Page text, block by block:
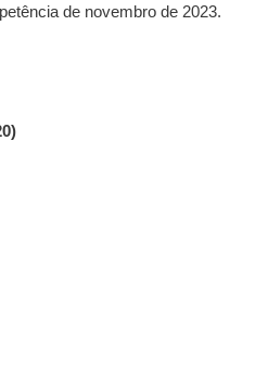
de novembro de 2023.